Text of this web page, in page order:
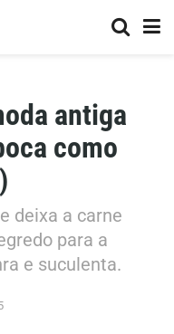
antiga
como
deixa a carne
para a
e suculenta.